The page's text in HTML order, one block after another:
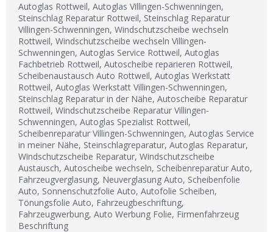
Autoglas Rottweil, Autoglas Villingen-Schwenningen,
Steinschlag Reparatur Rottweil, Steinschlag Reparatur
Villingen-Schwenningen, Windschutzscheibe wechseln
Rottweil, Windschutzscheibe wechseln Villingen-
Schwenningen, Autoglas Service Rottweil, Autoglas
Fachbetrieb Rottweil, Autoscheibe reparieren Rottweil,
Scheibenaustausch Auto Rottweil, Autoglas Werkstatt
Rottweil, Autoglas Werkstatt Villingen-Schwenningen,
Steinschlag Reparatur in der Nähe, Autoscheibe Reparatur
Rottweil, Windschutzscheibe Reparatur Villingen-
Schwenningen, Autoglas Spezialist Rottweil,
Scheibenreparatur Villingen-Schwenningen, Autoglas Service
in meiner Nähe, Steinschlagreparatur, Autoglas Reparatur,
Windschutzscheibe Reparatur, Windschutzscheibe
Austausch, Autoscheibe wechseln, Scheibenreparatur Auto,
Fahrzeugverglasung, Neuverglasung Auto, Scheibenfolie
Auto, Sonnenschutzfolie Auto, Autofolie Scheiben,
Tönungsfolie Auto, Fahrzeugbeschriftung,
Fahrzeugwerbung, Auto Werbung Folie, Firmenfahrzeug
Beschriftung